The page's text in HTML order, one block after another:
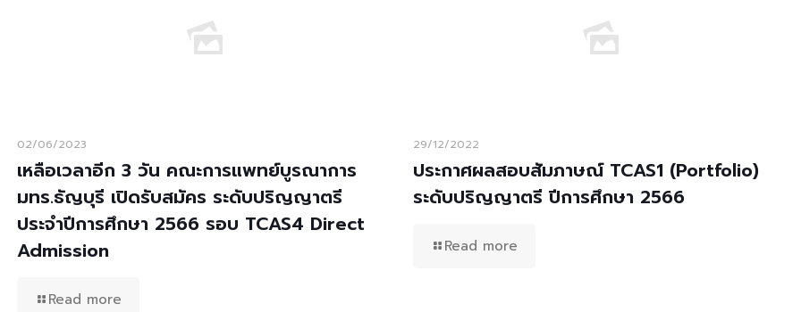
02/06/2023
เหลือเวลาอีก 3 วัน คณะการแพทย์บูรณาการ
มทร.ธัญบุรี เปิดรับสมัคร ระดับปริญญาตรี
ประจำปีการศึกษา 2566 รอบ TCAS4 Direct
Admission
Read more
29/12/2022
ประกาศผลสอบสัมภาษณ์ TCAS1 (Portfolio)
ระดับปริญญาตรี ปีการศึกษา 2566
Read more